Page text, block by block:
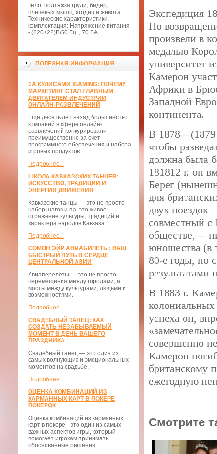
Тело: подтяжка груди, бедер,
плечевых мышц, ягодиц и живота.
Технические характеристики,
комплектация: Напряжение питания
- (220±22)В/50 Гц. , 70 ВА.
ПОЛЕЗНАЯ ИНФОРМАЦИЯ
ЗА КУЛИСАМИ IGAMING: ПОЧЕМУ
МАРКЕТИНГ СТАЛ ГЛАВНЫМ
ДВИГАТЕЛЕМ ИНДУСТРИИ
ОНЛАЙН-РАЗВЛЕЧЕНИЙ
Еще десять лет назад большинство
компаний в сфере онлайн-
развлечений конкурировали
преимущественно за счет
программного обеспечения и набора
игровых продуктов.
Подробнее...
ШКОЛА КАВКАЗСКИХ ТАНЦЕВ:
ИСКУССТВО, ТРАДИЦИИ И
ЭНЕРГИЯ ДВИЖЕНИЯ
Кавказские танцы — это не просто
набор шагов и па, это живое
отражение культуры, традиций и
характера народов Кавказа.
Подробнее...
СОМОН ЭЙР АВИАБИЛЕТЫ: ВАШ
БЫСТРЫЙ ПУТЬ В СЕРДЦЕ
ЦЕНТРАЛЬНОЙ АЗИИ
Авиаперелёты — это не просто
перемещения между городами, а
мосты между культурами, людьми и
возможностями.
Подробнее...
СВАДЕБНЫЙ ТАНЕЦ: КАК
СОЗДАТЬ НЕЗАБЫВАЕМЫЙ
МОМЕНТ В ДЕНЬ ВАШЕГО
ПРАЗДНИКА
Свадебный танец — это один из
самых волнующих и эмоциональных
моментов на свадьбе.
Подробнее...
ОЦЕНКА КОМБИНАЦИЙ ИЗ
КАРМАННЫХ КАРТ В ПОКЕРЕ
ПОКЕРОК
Оценка комбинаций из карманных
карт в покере - это один из самых
важных аспектов игры, который
помогает игрокам принимать
обоснованные решения.
Экспедиция
По
произвели в
медалью
университет
Камерон
Африки в
Западной
континента.
В 1878—(1879
чтобы
должна была
181812 г. он
Берег
для
двух поездок
совместный с
обществе,—
юношества (в
80-е годы, по
результатами
В 1883 г.
успеха он,
совершенно
Камерон
британскому
ежегодную
Смотрите